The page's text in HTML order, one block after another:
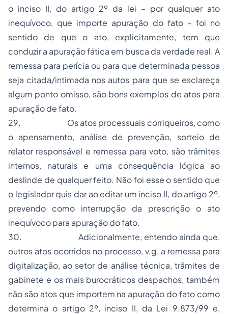
o inciso II, do artigo 2º da lei – por qualquer ato
inequívoco, que importe apuração do fato– foi no
sentido de que o ato, explicitamente, tem que
conduzir a apuração fática em busca da verdade real. A
remessa para perícia ou para que determinada pessoa
seja citada/intimada nos autos para que se esclareça
algum ponto omisso, são bons exemplos de atos para
apuração de fato.
29. Os atos processuais corriqueiros, como
o apensamento, análise de prevenção, sorteio de
relator responsável e remessa para voto, são trâmites
internos, naturais e uma consequência lógica ao
deslinde de qualquer feito. Não foi esse o sentido que
o legislador quis dar ao editar um inciso II, do artigo 2º,
prevendo como interrupção da prescrição o ato
inequívoco para apuração do fato.
30. Adicionalmente, entendo ainda que,
outros atos ocorridos no processo, v.g, a remessa para
digitalização, ao setor de análise técnica, trâmites de
gabinete e os mais burocráticos despachos, também
não são atos que importem na apuração do fato como
determina o artigo 2º, inciso II, da Lei 9.873/99 e,